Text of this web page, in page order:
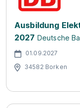
Ausbildung
2027 Deutsche
01.09.2027
34582 Borken